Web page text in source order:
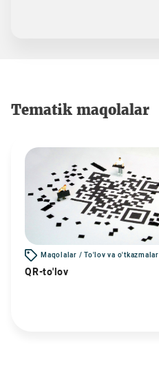
Tematik maqolalar
Maqolalar / To'lov va o'tkazmalar
QR-to'lov